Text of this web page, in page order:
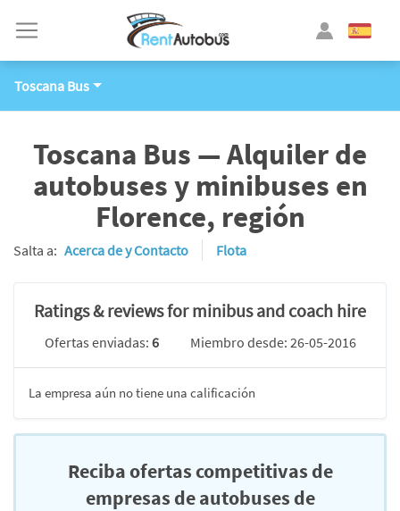
Toscana Bus
Toscana Bus — Alquiler de
autobuses y minibuses en
Florence, región
Salta a: Acerca de y Contacto Flota
Ratings & reviews for minibus and coach hire
Ofertas enviadas: 6 Miembro desde: 26-05-2016
La empresa aún no tiene una calificación
Reciba ofertas competitivas de
empresas de autobuses de